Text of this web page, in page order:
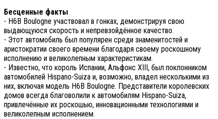
Бесценные факты
- H6B Boulogne участвовал в гонках, демонстрируя свою
выдающуюся скорость и непревзойдённое качество.
- Этот автомобиль был популярен среди знаменитостей и
аристократии своего времени благодаря своему роскошному
исполнению и великолепным характеристикам.
- Известно, что король Испании, Альфонс XIII, был поклонником
автомобилей Hispano-Suiza и, возможно, владел несколькими из
них, включая модель H6B Boulogne. Представители королевских
домов всегда благоволили к автомобилям Hispano-Suiza,
привлечённые их роскошью, инновационными технологиями и
великолепным исполнением.